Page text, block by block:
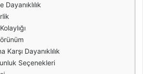
Dayanıklılık
Karşı Dayanıklılık
Seçenekleri